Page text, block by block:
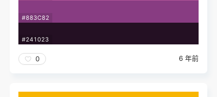
#883C82
#241023
0 6 年前